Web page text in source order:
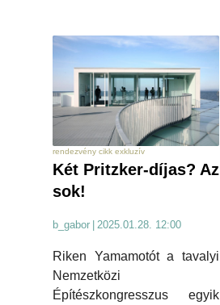
rendezvény cikk exkluzív
Két Pritzker-díjas? Az
sok!
b_gabor 2025.01.28. 12:00
Riken Yamamotót a tavalyi
Nemzetközi
Építészkongresszus egyik